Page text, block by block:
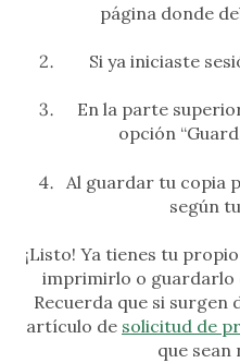
página donde
Si ya iniciaste
En la parte
opción
Al guardar tu copia
según
¡Listo! Ya tienes tu
imprimirlo o guardarlo
Recuerda que si surgen
artículo de solicitud de
que sean